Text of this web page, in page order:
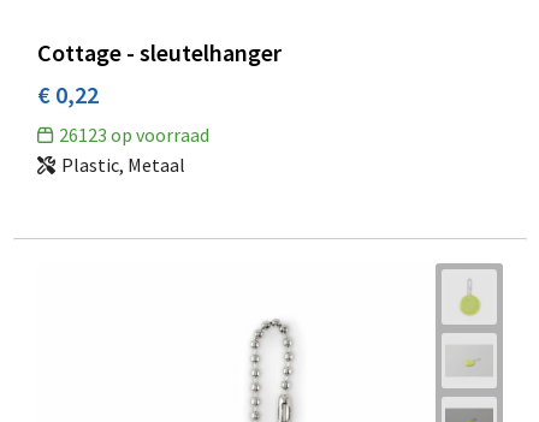
Cottage - sleutelhanger
€ 0,22
26123 op voorraad
Plastic, Metaal